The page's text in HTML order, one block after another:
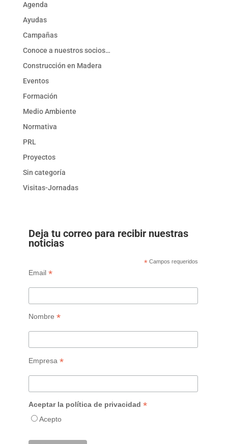
Agenda
Ayudas
Campañas
Conoce a nuestros socios…
Construcción en Madera
Eventos
Formación
Medio Ambiente
Normativa
PRL
Proyectos
Sin categoría
Visitas-Jornadas
Deja tu correo para recibir nuestras
noticias
* Campos requeridos
Email *
Nombre *
Empresa *
Aceptar la política de privacidad *
Acepto